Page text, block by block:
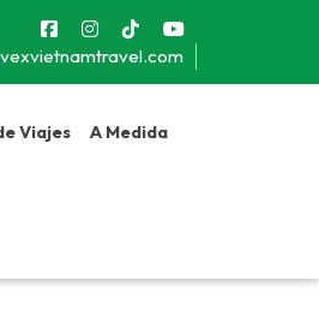
Viajes A Medida